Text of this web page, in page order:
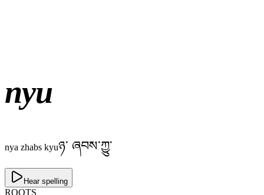
nyu
nya zhabs kyuཉ༌ ཞབས་ཀྱུ་
Hear spelling
ROOTS